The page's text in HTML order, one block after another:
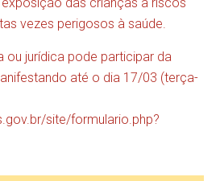
vezes perigosos à saúde.
ou jurídica pode participar da
até o dia 17/03 (terça-
site/formulario.php?